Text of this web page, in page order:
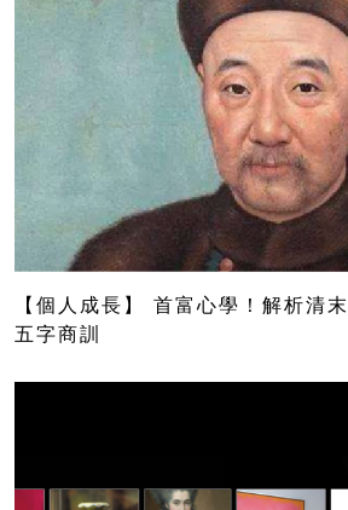
【個人成長】 首富心學！解析清
五字商訓